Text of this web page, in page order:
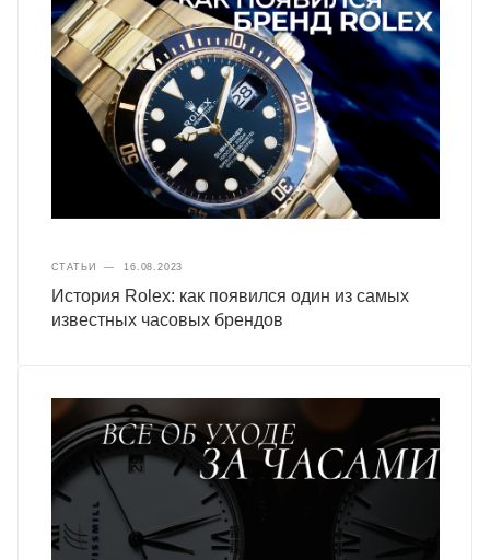
СТАТЬИ — 16.08.2023
История Rolex: как появился один из самых
известных часовых брендов